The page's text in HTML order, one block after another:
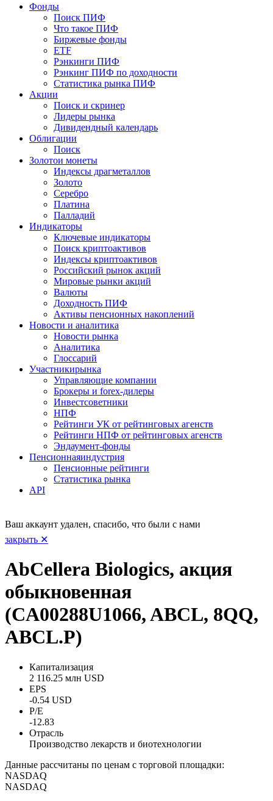
Фонды
Поиск ПИФ
Что такое ПИФ
Биржевые фонды
ETF
Рэнкинги ПИФ
Рэнкинг ПИФ по доходности
Статистика рынка ПИФ
Акции
Поиск и скринер
Лидеры рынка
Дивидендный календарь
Облигации
Поиск
Золотои монеты
Индексы драгметаллов
Золото
Серебро
Платина
Палладий
Индикаторы
Ключевые индикаторы
Поиск криптоактивов
Индексы криптоактивов
Российский рынок акций
Мировые рынки акций
Валюты
Доходность ПИФ
Активы пенсионных накоплений
Новости и аналитика
Новости рынка
Аналитика
Глоссарий
Участникирынка
Управляющие компании
Брокеры и forex-дилеры
Инвестсоветники
НПФ
Рейтинги УК от рейтинговых агенств
Рейтинги НПФ от рейтинговых агенств
Эндаумент-фонды
Пенсионнаяиндустрия
Пенсионные рейтинги
Статистика рынка
API
Ваш аккаунт удален, спасибо, что были с нами
закрыть ✕
AbCellera Biologics, акция
обыкновенная
(CA00288U1066, ABCL, 8QQ,
ABCL.P)
Капитализация
2 116.25 млн USD
EPS
-0.54 USD
P/E
-12.83
Отрасль
Производство лекарств и биотехнологии
Данные рассчитаны по ценам с торговой площадки:
NASDAQ
NASDAQ